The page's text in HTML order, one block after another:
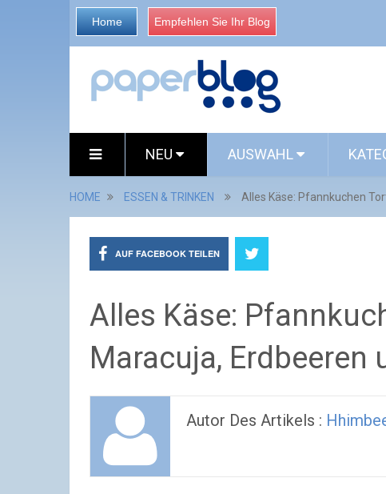
Home Empfehlen Sie Ihr Blog
NEU AUSWAHL
HOME ESSEN & TRINKEN Alles Käse: Pfannkuchen
AUF FACEBOOK TEILEN
Alles Käse:
Maracuja, Erdbeeren
Autor Des Artikels :